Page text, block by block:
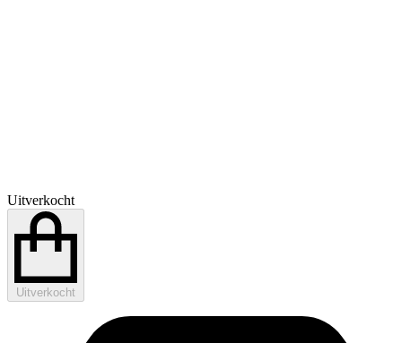
Uitverkocht
Uitverkocht